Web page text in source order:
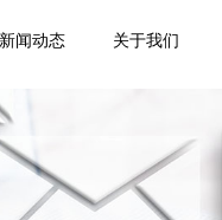
新闻动态
企业新闻
行业动态
关于我们